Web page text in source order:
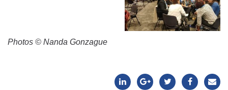
Photos © Nanda Gonzague